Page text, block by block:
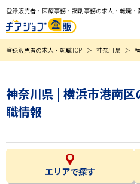
登録販売者・医療事務・調剤事務の求人・転職・
登録販売者の求人・転職TOP 神奈川県
神奈川県 | 横浜市港南
職情報
エリアで探す